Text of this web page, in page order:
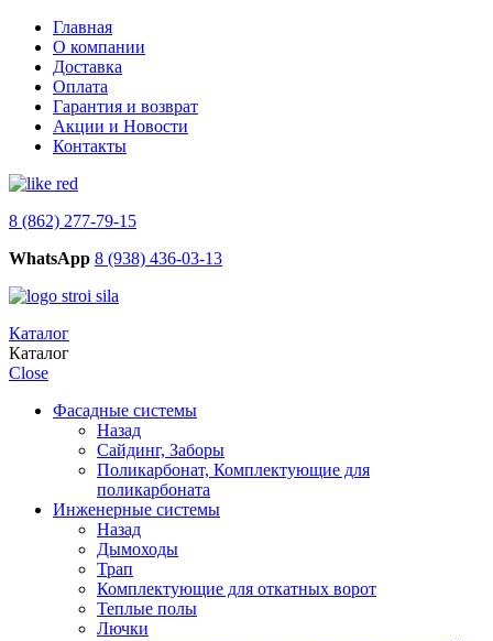
Главная
О компании
Доставка
Оплата
Гарантия и возврат
Акции и Новости
Контакты
8 (862) 277-79-15
WhatsApp 8 (938) 436-03-13
Каталог
Каталог
Close
Фасадные системы
Назад
Сайдинг, Заборы
Поликарбонат, Комплектующие для
поликарбоната
Инженерные системы
Назад
Дымоходы
Трап
Комплектующие для откатных ворот
Теплые полы
Лючки